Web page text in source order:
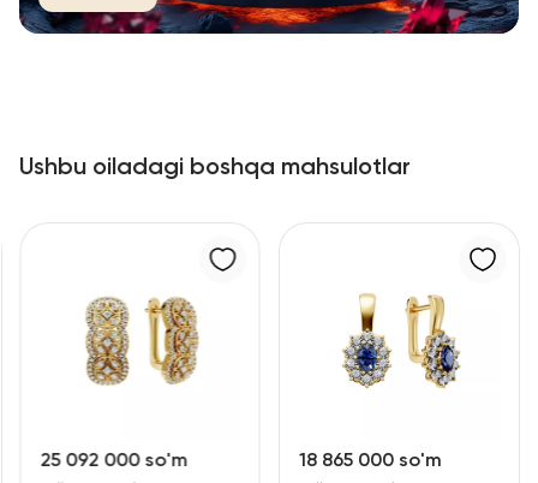
Ushbu oiladagi boshqa mahsulotlar
25 092 000 so'm 18 865 000 so'm